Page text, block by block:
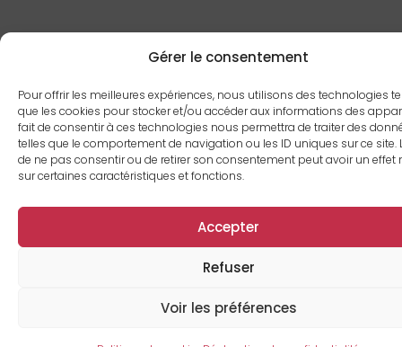
Gérer le consentement
Pour offrir les meilleures expériences, nous utilisons des technologies
que les cookies pour stocker et/ou accéder aux informations des
fait de consentir à ces technologies nous permettra de traiter des
telles que le comportement de navigation ou les ID uniques sur ce site.
de ne pas consentir ou de retirer son consentement peut avoir un effet
sur certaines caractéristiques et fonctions.
Accepter
Refuser
Voir les préférences